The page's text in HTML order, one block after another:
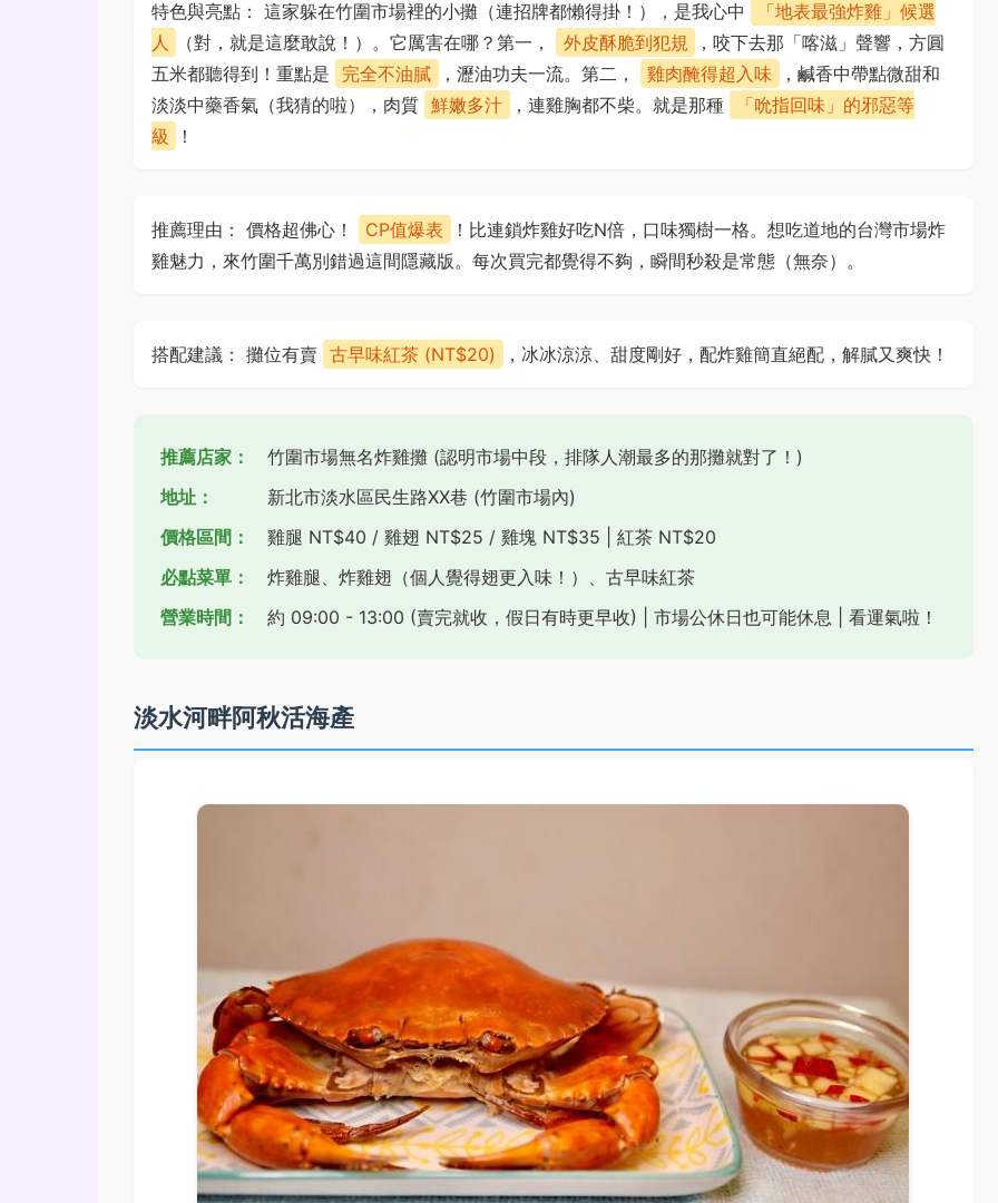
特色與亮點： 這家躲在竹圍市場裡的小攤（連招牌都懶得掛！），是我心中
「地表最強炸雞」候選
人
（對，就是這麼敢說！）。它厲害在哪？第一， 外皮酥脆到犯規
，咬下去那「喀滋」聲響，方圓
五米都聽得到！重點是
完全不油膩 ，瀝油功夫一流。第二， 雞肉醃得超入味
，鹹香中帶點微甜和
淡淡中藥香氣（我猜的啦），肉質 鮮嫩多汁 ，連雞胸都不柴。就是那種
「吮指回味」的邪惡等
級
！
推薦理由： 價格超佛心！ CP值爆表
！比連鎖炸雞好吃N倍，口味獨樹一格。想吃道地的台灣市場炸
雞魅力，來竹圍千萬別錯過這間隱藏版。每次買完都覺得不夠，瞬間秒殺是常態（無奈）。
搭配建議： 攤位有賣 古早味紅茶 (NT$20) ，冰冰涼涼、甜度剛好，配炸雞簡直絕配，解膩又爽快！
推薦店家：
竹圍市場無名炸雞攤 (認明市場中段，排隊人潮最多的那攤就對了！)
地址：
新北市淡水區民生路XX巷 (竹圍市場內)
價格區間：
雞腿 NT$40 / 雞翅 NT$25 / 雞塊 NT$35 | 紅茶 NT$20
必點菜單：
炸雞腿、炸雞翅（個人覺得翅更入味！）、古早味紅茶
營業時間：
約 09:00 - 13:00 (賣完就收，假日有時更早收) | 市場公休日也可能休息 | 看運氣啦！
淡水河畔阿秋活海產